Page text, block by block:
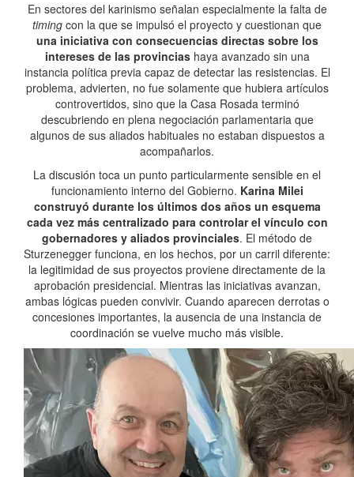
En sectores del karinismo señalan especialmente la falta de
timing con la que se impulsó el proyecto y cuestionan que
una iniciativa con consecuencias directas sobre los
intereses de las provinciashaya avanzado sin una
instancia política previa capaz de detectar las resistencias. El
problema, advierten, no fue solamente que hubiera artículos
controvertidos, sino que la Casa Rosada terminó
descubriendo en plena negociación parlamentaria que
algunos de sus aliados habituales no estaban dispuestos a
acompañarlos.
La discusión toca un punto particularmente sensible en el
funcionamiento interno del Gobierno. Karina Milei
construyó durante los últimos dos años un esquema
cada vez más centralizado para controlar el vínculo con
gobernadores y aliados provinciales. El método de
Sturzenegger funciona, en los hechos, por un carril diferente:
la legitimidad de sus proyectos proviene directamente de la
aprobación presidencial. Mientras las iniciativas avanzan,
ambas lógicas pueden convivir. Cuando aparecen derrotas o
concesiones importantes, la ausencia de una instancia de
coordinación se vuelve mucho más visible.